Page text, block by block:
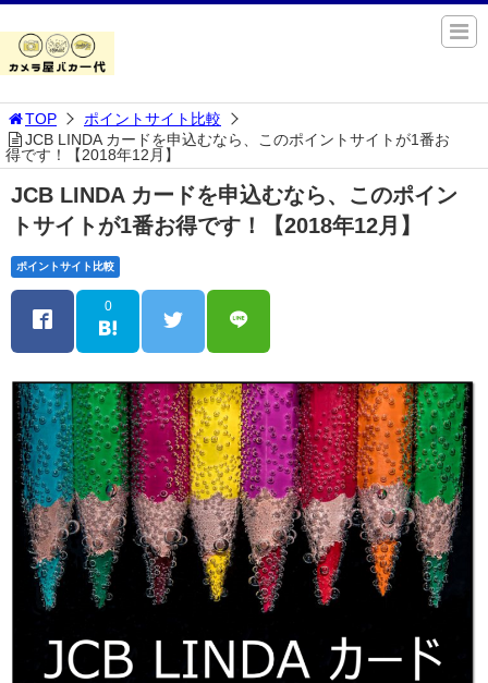
TOP
ポイントサイト比較
JCB LINDA カードを申込むなら、このポイントサイトが1番お
得です！【2018年12月】
JCB LINDA カードを申込むなら、このポイン
トサイトが1番お得です！【2018年12月】
ポイントサイト比較
0